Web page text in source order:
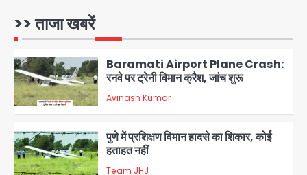
>> ताजा खबरें
1
2
Baramati Airport Plane Crash:
रनवे पर ट्रेनी विमान क्रैश, जांच शुरू
Avinash Kumar
पुणे में प्रशिक्षण विमान हादसे का शिकार, कोई
हताहत नहीं
Team JHJ